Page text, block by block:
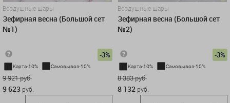
Воздушные шары
Зефирная весна (Большой сет
№1)
-3%
Карта-10% Самовывоз-10%
9 921 руб.
9 623 руб.
Воздушные шары
Зефирная весна (Большой сет
№2)
-3%
Карта-10% Самовывоз-10%
8 383 руб.
8 132 руб.